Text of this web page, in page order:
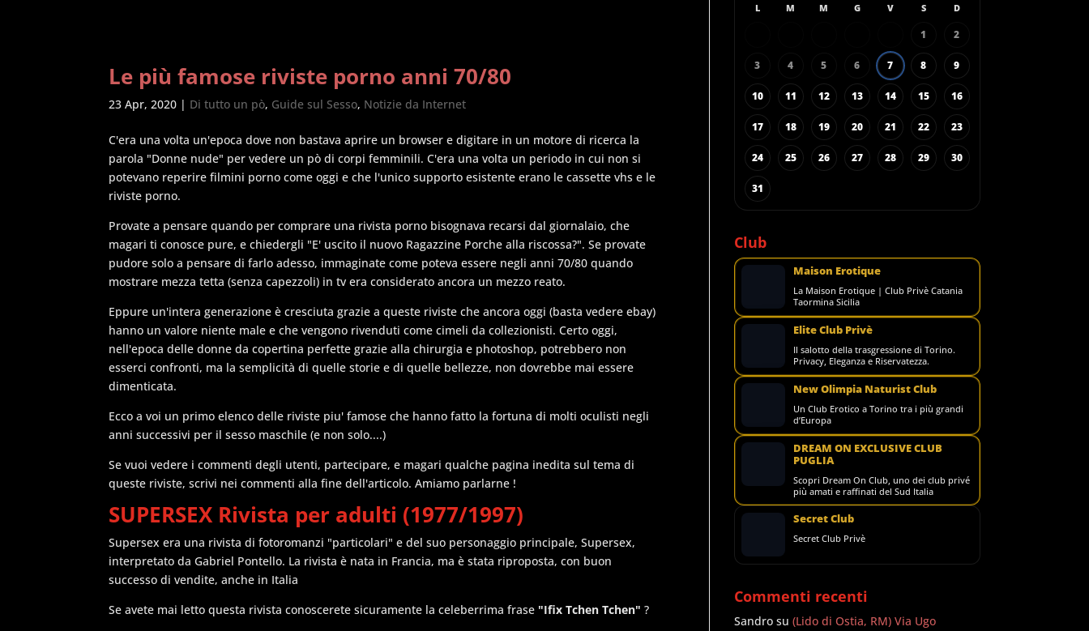
Le più famose riviste porno anni 70/80
23 Apr, 2020 | Di tutto un pò, Guide sul Sesso, Notizie da Internet
C'era una volta un'epoca dove non bastava aprire un browser e digitare in un motore di ricerca la
parola "Donne nude" per vedere un pò di corpi femminili. C'era una volta un periodo in cui non si
potevano reperire filmini porno come oggi e che l'unico supporto esistente erano le cassette vhs e le
riviste porno.
Provate a pensare quando per comprare una rivista porno bisognava recarsi dal giornalaio, che
magari ti conosce pure, e chiedergli "E' uscito il nuovo Ragazzine Porche alla riscossa?". Se provate
pudore solo a pensare di farlo adesso, immaginate come poteva essere negli anni 70/80 quando
mostrare mezza tetta (senza capezzoli) in tv era considerato ancora un mezzo reato.
Eppure un'intera generazione è cresciuta grazie a queste riviste che ancora oggi (basta vedere ebay)
hanno un valore niente male e che vengono rivenduti come cimeli da collezionisti. Certo oggi,
nell'epoca delle donne da copertina perfette grazie alla chirurgia e photoshop, potrebbero non
esserci confronti, ma la semplicità di quelle storie e di quelle bellezze, non dovrebbe mai essere
dimenticata.
Ecco a voi un primo elenco delle riviste piu' famose che hanno fatto la fortuna di molti oculisti negli
anni successivi per il sesso maschile (e non solo....)
Se vuoi vedere i commenti degli utenti, partecipare, e magari qualche pagina inedita sul tema di
queste riviste, scrivi nei commenti alla fine dell'articolo. Amiamo parlarne !
SUPERSEX Rivista per adulti (1977/1997)
Supersex era una rivista di fotoromanzi "particolari" e del suo personaggio principale, Supersex,
interpretato da Gabriel Pontello. La rivista è nata in Francia, ma è stata riproposta, con buon
successo di vendite, anche in Italia
Se avete mai letto questa rivista conoscerete sicuramente la celeberrima frase "Ifix Tchen Tchen" ?
L M M G V S D
1 2
3 4 5 6 7 8 9
10 11 12 13 14 15 16
17 18 19 20 21 22 23
24 25 26 27 28 29 30
31
Club
Maison Erotique
La Maison Erotique | Club Privè Catania
Taormina Sicilia
Elite Club Privè
Il salotto della trasgressione di Torino.
Privacy, Eleganza e Riservatezza.
New Olimpia Naturist Club
Un Club Erotico a Torino tra i più grandi
d’Europa
DREAM ON EXCLUSIVE CLUB
PUGLIA
Scopri Dream On Club, uno dei club privé
più amati e raffinati del Sud Italia
Secret Club
Secret Club Privè
Commenti recenti
Sandro su(Lido di Ostia, RM) Via Ugo